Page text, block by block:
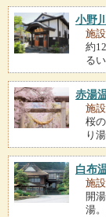
小野
施
約
る
赤湯
施
桜
り
白布
施
開
湯